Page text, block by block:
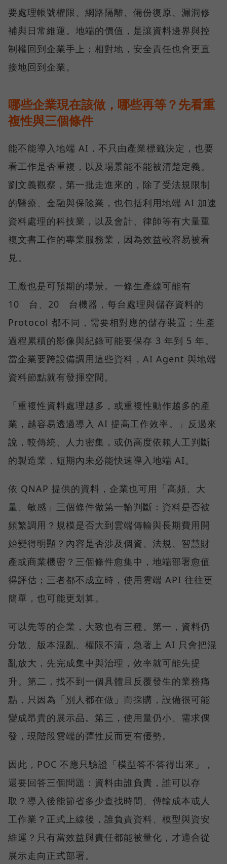
要處理帳號權限、網路隔離、備份復原、漏洞修
補與日常維運。地端的價值，是讓資料邊界與控
制權回到企業手上；相對地，安全責任也會更直
接地回到企業。
哪些企業現在該做，哪些再等？先看重
複性與三個條件
能不能導入地端 AI，不只由產業標籤決定，也要
看工作是否重複，以及場景能不能被清楚定義。
劉文義觀察，第一批走進來的，除了受法規限制
的醫療、金融與保險業，也包括利用地端 AI 加速
資料處理的科技業，以及會計、律師等有大量重
複文書工作的專業服務業，因為效益較容易被看
見。
工廠也是可預期的場景。一條生產線可能有
10 台、20 台機器，每台處理與儲存資料的
Protocol 都不同，需要相對應的儲存裝置；生產
過程累積的影像與紀錄可能要保存 3 年到 5 年。
當企業要跨設備調用這些資料，AI Agent 與地端
資料節點就有發揮空間。
「重複性資料處理越多，或重複性動作越多的產
業，越容易透過導入 AI 提高工作效率。」反過來
說，較傳統、人力密集，或仍高度依賴人工判斷
的製造業，短期內未必能快速導入地端 AI。
依 QNAP 提供的資料，企業也可用「高頻、大
量、敏感」三個條件做第一輪判斷：資料是否被
頻繁調用？規模是否大到雲端傳輸與長期費用開
始變得明顯？內容是否涉及個資、法規、智慧財
產或商業機密？三個條件愈集中，地端部署愈值
得評估；三者都不成立時，使用雲端 API 往往更
簡單，也可能更划算。
可以先等的企業，大致也有三種。第一，資料仍
分散、版本混亂、權限不清，急著上 AI 只會把混
亂放大，先完成集中與治理，效率就可能先提
升。第二，找不到一個具體且反覆發生的業務痛
點，只因為「別人都在做」而採購，設備很可能
變成昂貴的展示品。第三，使用量仍小、需求偶
發，現階段雲端的彈性反而更有優勢。
因此，POC 不應只驗證「模型答不答得出來」，
還要回答三個問題：資料由誰負責，誰可以存
取？導入後能節省多少查找時間、傳輸成本或人
工作業？正式上線後，誰負責資料、模型與資安
維運？只有當效益與責任都能被量化，才適合從
展示走向正式部署。